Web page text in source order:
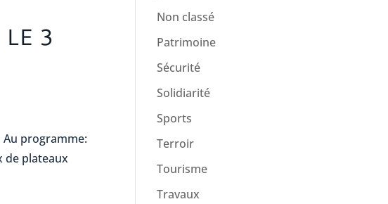
3
Au programme:
de plateaux
Non classé
Patrimoine
Sécurité
Solidiarité
Sports
Terroir
Tourisme
Travaux